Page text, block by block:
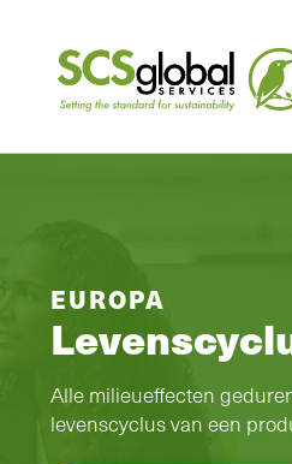
EUROPA
Alle milieueffecten
levenscyclus van een